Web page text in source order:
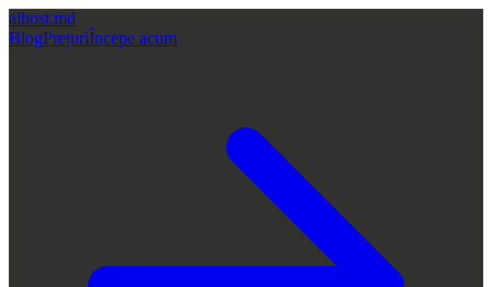
aihost.md
BlogPrețuriÎncepe acum